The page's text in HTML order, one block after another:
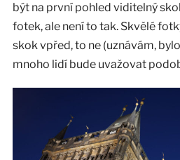
být na první pohled viditelný
fotek, ale není to tak. Skvělé
skok vpřed, to ne (uznávám,
mnoho lidí bude uvažovat